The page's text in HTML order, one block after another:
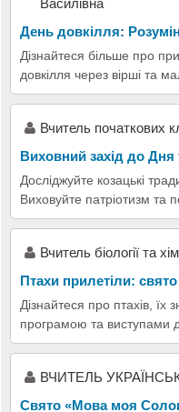
Василівна
День довкілля:
Дізнайтеся більше про
довкілля через вірші та
Вчитель початкових
Виховний захід до Дня
Досліджуйте козацькі
Виховуйте патріотизм та
Вчитель біології та
Птахи прилетіли:
Дізнайтеся про птахів, їх
програмою та виступами
ВЧИТЕЛЬ
Свято «Мова моя